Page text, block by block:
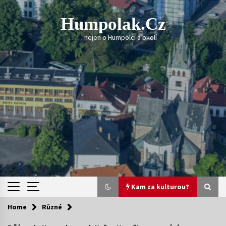
Skip
to
content
Humpolak.cz
. . . . . nejen o Humpolci a okolí
Kam za kulturou?
Kam za kulturou?
Home Různé